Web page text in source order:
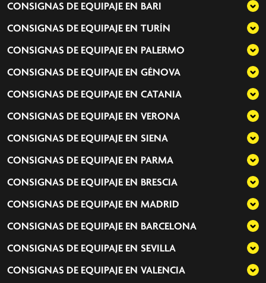
CONSIGNAS DE EQUIPAJE EN BARI
CONSIGNAS DE EQUIPAJE EN TURÍN
CONSIGNAS DE EQUIPAJE EN PALERMO
CONSIGNAS DE EQUIPAJE EN GÉNOVA
CONSIGNAS DE EQUIPAJE EN CATANIA
CONSIGNAS DE EQUIPAJE EN VERONA
CONSIGNAS DE EQUIPAJE EN SIENA
CONSIGNAS DE EQUIPAJE EN PARMA
CONSIGNAS DE EQUIPAJE EN BRESCIA
CONSIGNAS DE EQUIPAJE EN MADRID
CONSIGNAS DE EQUIPAJE EN BARCELONA
CONSIGNAS DE EQUIPAJE EN SEVILLA
CONSIGNAS DE EQUIPAJE EN VALENCIA